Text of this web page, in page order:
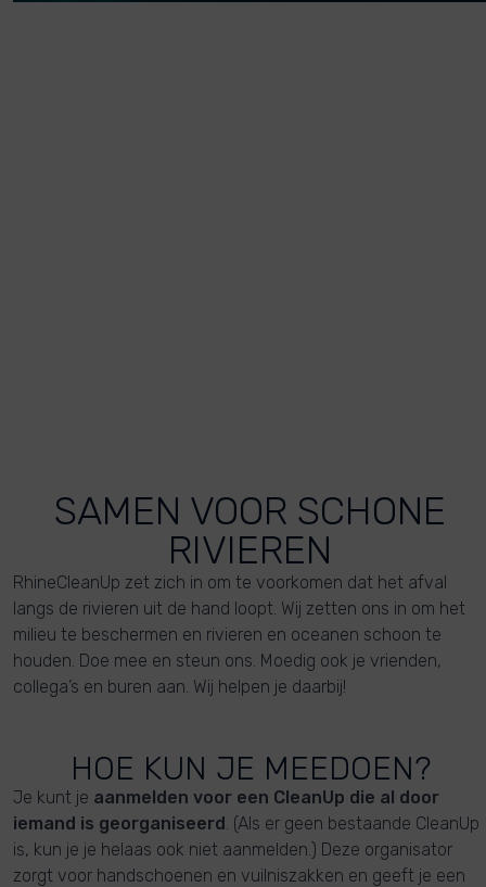
SAMEN VOOR SCHONE
RIVIEREN
RhineCleanUp zet zich in om te voorkomen dat het afval
langs de rivieren uit de hand loopt. Wij zetten ons in om het
milieu te beschermen en rivieren en oceanen schoon te
houden. Doe mee en steun ons. Moedig ook je vrienden,
collega’s en buren aan. Wij helpen je daarbij!
HOE KUN JE MEEDOEN?
Je kunt je aanmelden voor een CleanUp die al door
iemand is georganiseerd. (Als er geen bestaande CleanUp
is, kun je je helaas ook niet aanmelden.) Deze organisator
zorgt voor handschoenen en vuilniszakken en geeft je een